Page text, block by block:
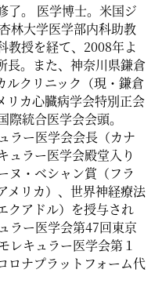
了。 医学博士。米国ジ
林大学医学部内科助教
教授を経て、2008年よ
長。また、神奈川県鎌倉
ルクリニック（現・鎌倉
リカ心臓病学会特別正会
統合医学会会頭。
ラー医学会会長（カナ
ュラー医学会殿堂入り
ヌ・ベシャン賞（フラ
メリカ）、世界神経療法
クアドル）を授与され
ラー医学会第47回東京
レキュラー医学会第１
ロナプラットフォーム代